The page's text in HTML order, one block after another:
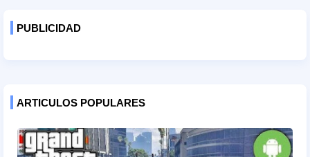
PUBLICIDAD
ARTICULOS POPULARES